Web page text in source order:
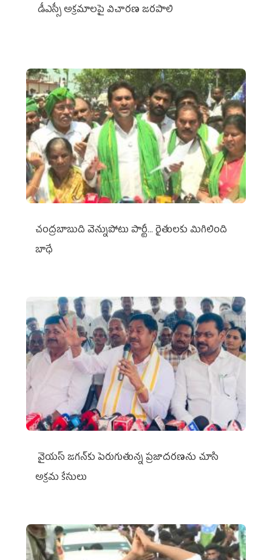
డీఎస్సీ అక్రమాలపై విచారణ జరపాలి
చంద్రబాబుది వెన్నుపోటు పార్టీ... రైతులకు మిగిలింది
బాధే
వైయ‌స్ జగన్‌కు పెరుగుతున్న ప్రజాదరణను చూసి
అక్రమ కేసులు